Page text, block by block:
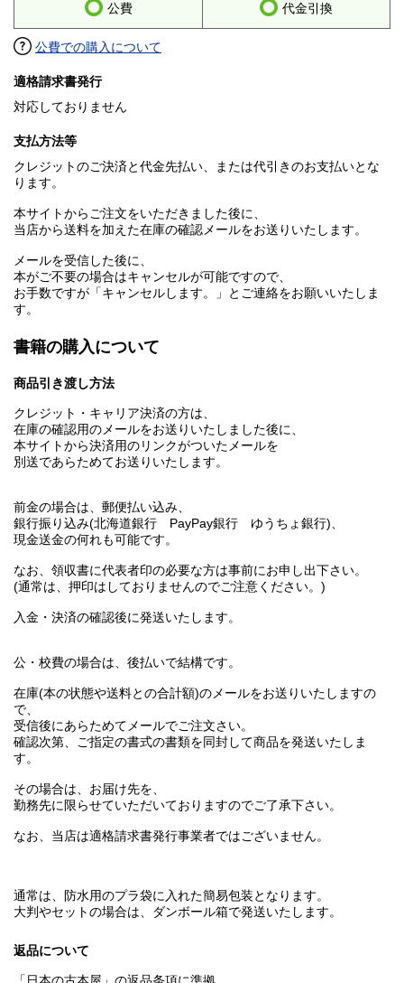
公費 代金引換
公費での購入について
適格請求書発行
対応しておりません
支払方法等
クレジットのご決済と代金先払い、または代引きのお支払いとな
ります。
本サイトからご注文をいただきました後に、
当店から送料を加えた在庫の確認メールをお送りいたします。
メールを受信した後に、
本がご不要の場合はキャンセルが可能ですので、
お手数ですが「キャンセルします。」とご連絡をお願いいたしま
す。
書籍の購入について
商品引き渡し方法
クレジット・キャリア決済の方は、
在庫の確認用のメールをお送りいたしました後に、
本サイトから決済用のリンクがついたメールを
別送であらためてお送りいたします。
前金の場合は、郵便払い込み、
銀行振り込み(北海道銀行 PayPay銀行 ゆうちょ銀行)、
現金送金の何れも可能です。
なお、領収書に代表者印の必要な方は事前にお申し出下さい。
(通常は、押印はしておりませんのでご注意ください。)
入金・決済の確認後に発送いたします。
公・校費の場合は、後払いで結構です。
在庫(本の状態や送料との合計額)のメールをお送りいたしますの
で、
受信後にあらためてメールでご注文さい。
確認次第、ご指定の書式の書類を同封して商品を発送いたしま
す。
その場合は、お届け先を、
勤務先に限らせていただいておりますのでご了承下さい。
なお、当店は適格請求書発行事業者ではございません。
通常は、防水用のプラ袋に入れた簡易包装となります。
大判やセットの場合は、ダンボール箱で発送いたします。
返品について